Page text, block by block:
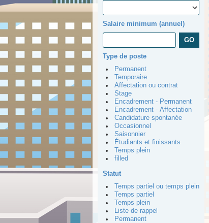
Salaire minimum (annuel)
Type de poste
Permanent
Temporaire
Affectation ou contrat
Stage
Encadrement - Permanent
Encadrement - Affectation
Candidature spontanée
Occasionnel
Saisonnier
Étudiants et finissants
Temps plein
filled
Statut
Temps partiel ou temps plein
Temps partiel
Temps plein
Liste de rappel
Permanent